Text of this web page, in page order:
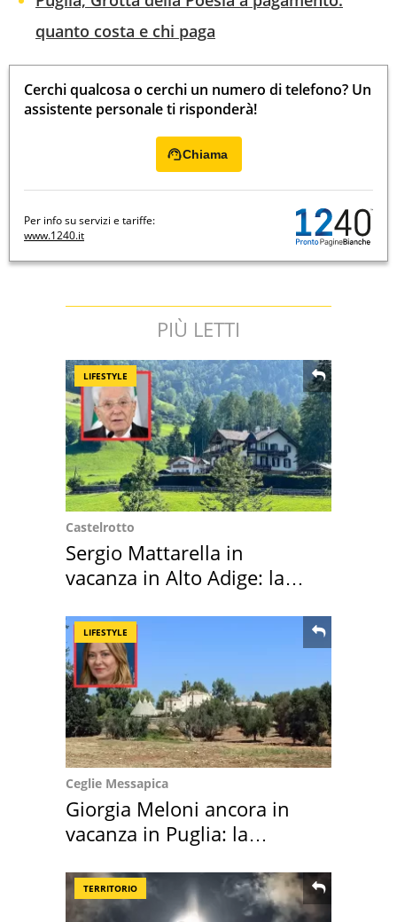
quanto costa e chi paga
Cerchi qualcosa o cerchi un numero di telefono? Un
assistente personale ti risponderà!
Chiama
Per info su servizi e tariffe:
www.1240.it
PIÙ LETTI
LIFESTYLE
Castelrotto
Sergio Mattarella in
vacanza in Alto Adige: la
LIFESTYLE
Ceglie Messapica
Giorgia Meloni ancora in
vacanza in Puglia: la
TERRITORIO